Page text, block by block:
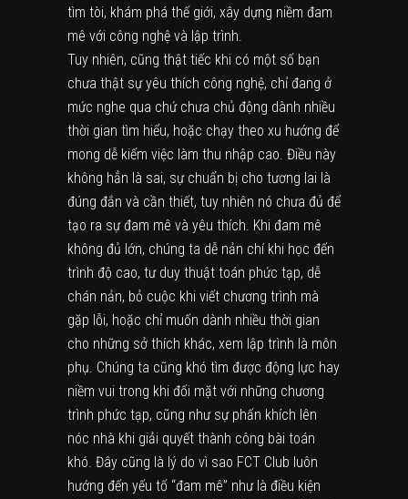
tìm tòi, khám phá thế giới, xây dựng niềm đam
mê với công nghệ và lập trình.
Tuy nhiên, cũng thật tiếc khi có một số bạn
chưa thật sự yêu thích công nghệ, chỉ đang ở
mức nghe qua chứ chưa chủ động dành nhiều
thời gian tìm hiểu, hoặc chạy theo xu hướng để
mong dễ kiếm việc làm thu nhập cao. Điều này
không hẳn là sai, sự chuẩn bị cho tương lai là
đúng đắn và cần thiết, tuy nhiên nó chưa đủ để
tạo ra sự đam mê và yêu thích. Khi đam mê
không đủ lớn, chúng ta dễ nản chí khi học đến
trình độ cao, tư duy thuật toán phức tạp, dễ
chán nản, bỏ cuộc khi viết chương trình mà
gặp lỗi, hoặc chỉ muốn dành nhiều thời gian
cho những sở thích khác, xem lập trình là môn
phụ. Chúng ta cũng khó tìm được động lực hay
niềm vui trong khi đối mặt với những chương
trình phức tạp, cũng như sự phấn khích lên
nóc nhà khi giải quyết thành công bài toán
khó. Đây cũng là lý do vì sao FCT Club luôn
hướng đến yếu tố “đam mê” như là điều kiện